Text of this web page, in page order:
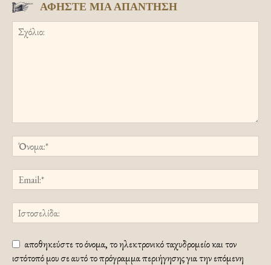
ΑΦΗΣΤΕ ΜΙΑ ΑΠΑΝΤΗΣΗ
αποθηκεύστε το όνομα, το ηλεκτρονικό ταχυδρομείο και τον
ιστότοπό μου σε αυτό το πρόγραμμα περιήγησης για την επόμενη